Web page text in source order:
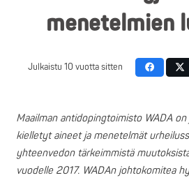
menetelmien
Julkaistu10 vuotta sitten
Maailman antidopingtoimisto WADA
kielletyt aineet ja menetelmät
yhteenvedon tärkeimmistä
vuodelle 2017. WADAn johtokomitea